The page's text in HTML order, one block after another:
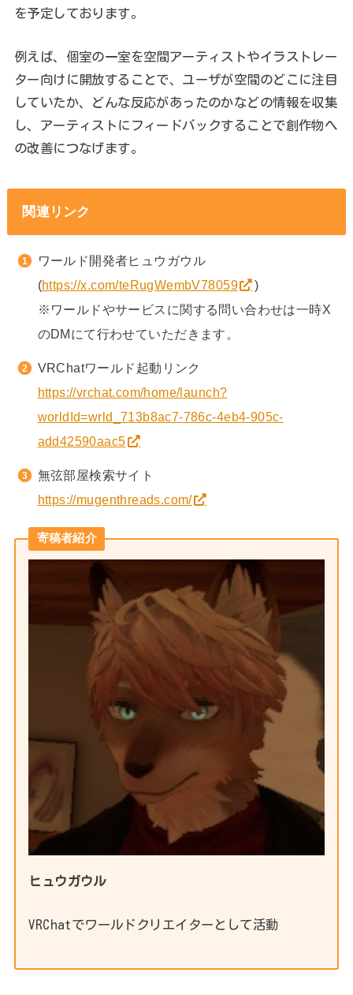
を予定しております。
例えば、個室の一室を空間アーティストやイラストレー
ター向けに開放することで、ユーザが空間のどこに注目
していたか、どんな反応があったのかなどの情報を収集
し、アーティストにフィードバックすることで創作物へ
の改善につなげます。
関連リンク
ワールド開発者ヒュウガウル
(https://x.com/teRugWembV78059
)
※ワールドやサービスに関する問い合わせは一時X
のDMにて行わせていただきます。
VRChatワールド起動リンク
https://vrchat.com/home/launch?
worldId=wrld_713b8ac7-786c-4eb4-905c-
add42590aac5
無弦部屋検索サイト
https://mugenthreads.com/
寄稿者紹介
ヒュウガウル
VRChatでワールドクリエイターとして活動